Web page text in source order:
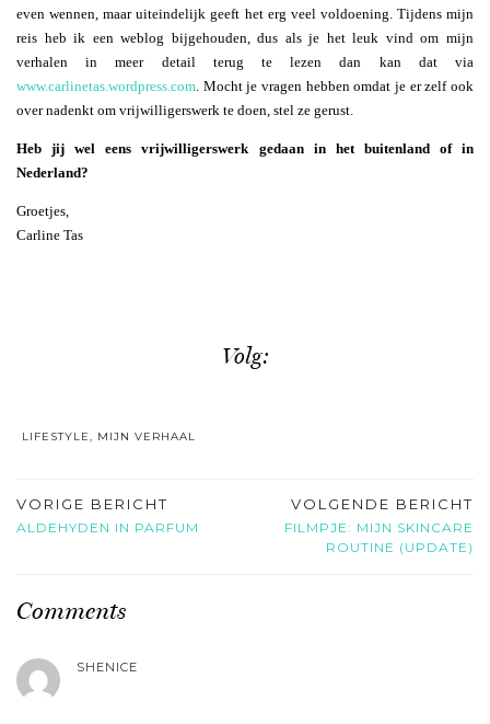
even wennen, maar uiteindelijk geeft het erg veel voldoening. Tijdens mijn
reis heb ik een weblog bijgehouden, dus als je het leuk vind om mijn
verhalen in meer detail terug te lezen dan kan dat via
www.carlinetas.wordpress.com. Mocht je vragen hebben omdat je er zelf ook
over nadenkt om vrijwilligerswerk te doen, stel ze gerust.
Heb jij wel eens vrijwilligerswerk gedaan in het buitenland of in
Nederland?
Groetjes,
Carline Tas
Volg:
LIFESTYLE, MIJN VERHAAL
VORIGE BERICHT
ALDEHYDEN IN PARFUM
VOLGENDE BERICHT
FILMPJE: MIJN SKINCARE
ROUTINE (UPDATE)
Comments
SHENICE